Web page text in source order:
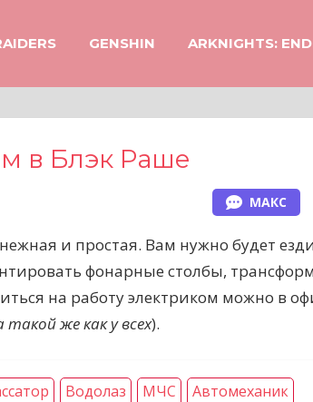
GENSHIN ARKNIGHTS:
в Блэк Раше
МАКС
и простая. Вам нужно будет
фонарные столбы,
на работу электриком можно в
же как у всех).
Водолаз МЧС
Автомеханик